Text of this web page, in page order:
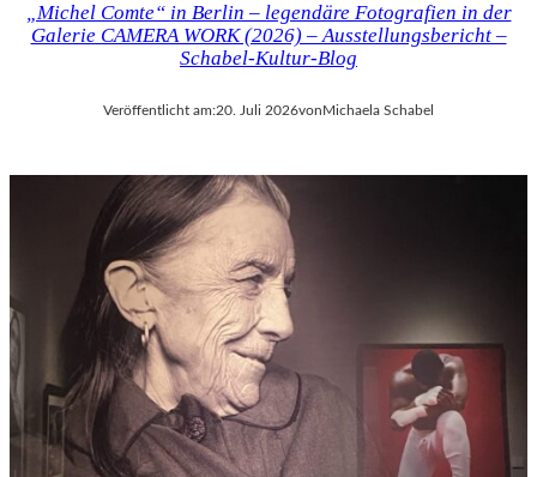
„Michel Comte“ in Berlin – legendäre Fotografien in der
Galerie CAMERA WORK (2026) – Ausstellungsbericht –
Schabel-Kultur-Blog
Veröffentlicht am:20. Juli 2026vonMichaela Schabel